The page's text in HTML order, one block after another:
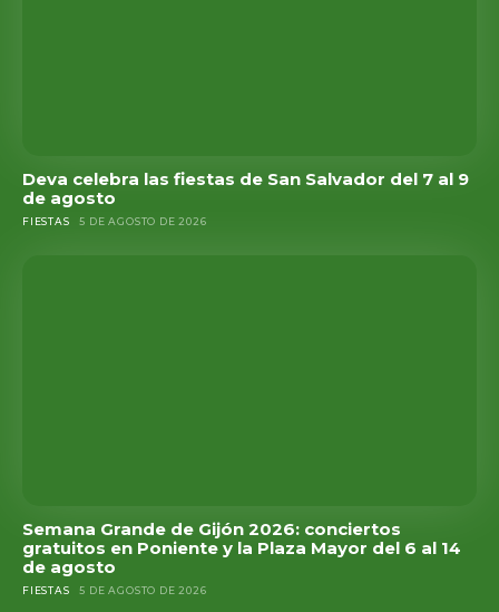
Deva celebra las fiestas de San Salvador del 7 al 9
de agosto
FIESTAS 5 DE AGOSTO DE 2026
Semana Grande de Gijón 2026: conciertos
gratuitos en Poniente y la Plaza Mayor del 6 al 14
de agosto
FIESTAS 5 DE AGOSTO DE 2026